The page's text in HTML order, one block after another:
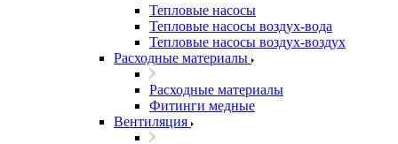
Тепловые насосы
Тепловые насосы воздух-вода
Тепловые насосы воздух-воздух
Расходные материалы
Расходные материалы
Фитинги медные
Вентиляция